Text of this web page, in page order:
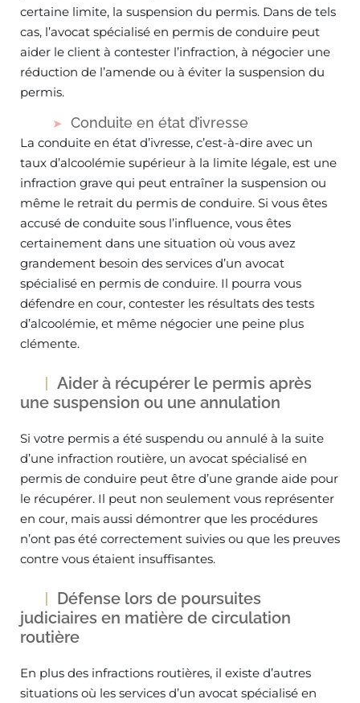
certaine limite, la suspension du permis. Dans de tels
cas, l’avocat spécialisé en permis de conduire peut
aider le client à contester l’infraction, à négocier une
réduction de l’amende ou à éviter la suspension du
permis.
Conduite en état d’ivresse
La conduite en état d’ivresse, c’est-à-dire avec un
taux d’alcoolémie supérieur à la limite légale, est une
infraction grave qui peut entraîner la suspension ou
même le retrait du permis de conduire. Si vous êtes
accusé de conduite sous l’influence, vous êtes
certainement dans une situation où vous avez
grandement besoin des services d’un avocat
spécialisé en permis de conduire. Il pourra vous
défendre en cour, contester les résultats des tests
d’alcoolémie, et même négocier une peine plus
clémente.
Aider à récupérer le permis après
une suspension ou une annulation
Si votre permis a été suspendu ou annulé à la suite
d’une infraction routière, un avocat spécialisé en
permis de conduire peut être d’une grande aide pour
le récupérer. Il peut non seulement vous représenter
en cour, mais aussi démontrer que les procédures
n’ont pas été correctement suivies ou que les preuves
contre vous étaient insuffisantes.
Défense lors de poursuites
judiciaires en matière de circulation
routière
En plus des infractions routières, il existe d’autres
situations où les services d’un avocat spécialisé en